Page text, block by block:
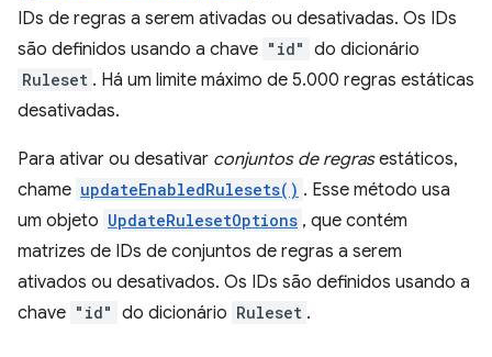
IDs de regras a serem ativadas ou desativadas. Os IDs
são definidos usando a chave "id" do dicionário
Ruleset . Há um limite máximo de 5.000 regras estáticas
desativadas.
Para ativar ou desativar conjuntos de regrasestáticos,
chame updateEnabledRulesets() . Esse método usa
um objeto UpdateRulesetOptions , que contém
matrizes de IDs de conjuntos de regras a serem
ativados ou desativados. Os IDs são definidos usando a
chave "id" do dicionário Ruleset .